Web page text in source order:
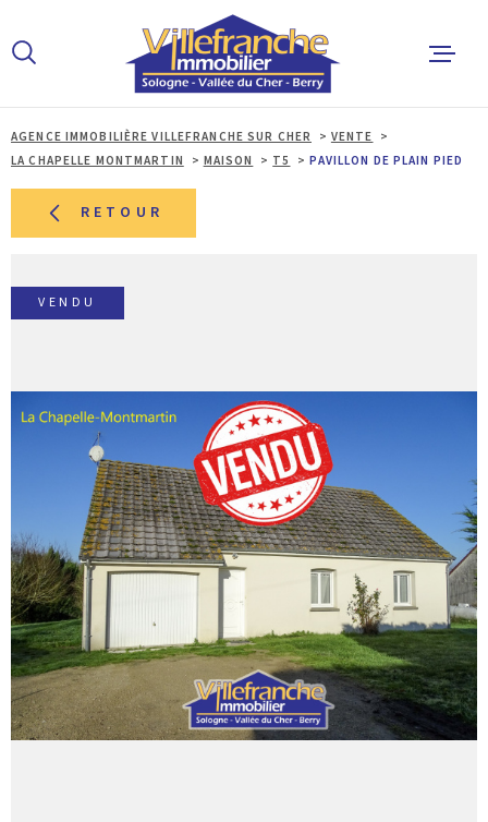
menu
contenu
ACCUEIL
CONTACT
AGENCE IMMOBILIÈRE VILLEFRANCHE SUR CHER
VENTE
LA CHAPELLE MONTMARTIN
MAISON T5 PAVILLON DE PLAIN PIED
RETOUR
VENDU